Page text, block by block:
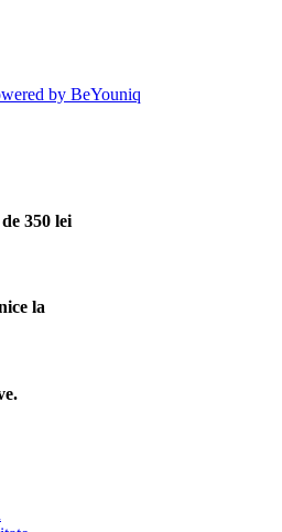
by BeYouniq
350 lei
la